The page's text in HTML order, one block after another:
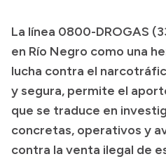
Boletín Oficial
Compras y licitaciones
Consulta de expedientes
Consulta de pago a
Convocatorias
Intranet
La línea 0800-DROGAS
en Río Negro como una
lucha contra el
y segura, permite el
que se traduce en
concretas, operativos y
contra la venta ilegal de